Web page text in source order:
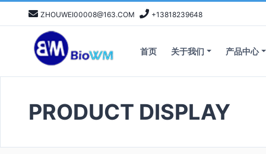
ZHOUWEI00008@163.COM +13818239648
首页 关于我们 产品中心
PRODUCT DISPLAY